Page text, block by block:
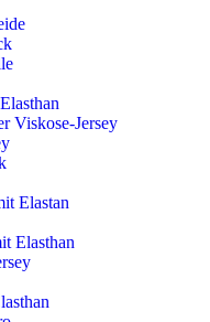
Viskose-Jersey
Elastan
Elasthan